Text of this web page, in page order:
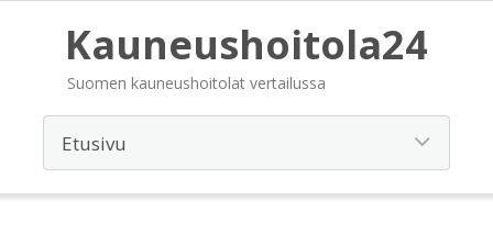
Kauneushoitola24
Suomen kauneushoitolat vertailussa